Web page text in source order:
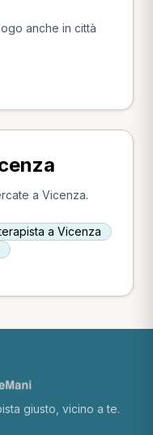
anche in città
a Vicenza.
a Vicenza
giusto, vicino a te.